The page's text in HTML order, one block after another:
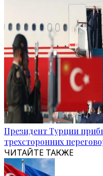
Президент Турции
трехсторонних
ЧИТАЙТЕ ТАКЖЕ